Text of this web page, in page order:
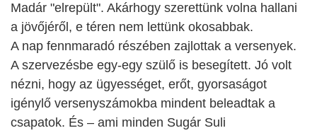
Madár "elrepült". Akárhogy szerettünk volna hallani
a jövőjéről, e téren nem lettünk okosabbak.
A nap fennmaradó részében zajlottak a versenyek.
A szervezésbe egy-egy szülő is besegített. Jó volt
nézni, hogy az ügyességet, erőt, gyorsaságot
igénylő versenyszámokba mindent beleadtak a
csapatok. És – ami minden Sugár Suli